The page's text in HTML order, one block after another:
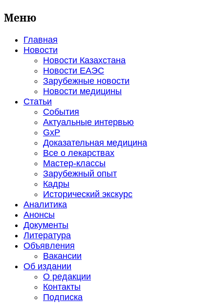
Меню
Главная
Новости
Новости Казахстана
Новости ЕАЭС
Зарубежные новости
Новости медицины
Статьи
События
Актуальные интервью
GxP
Доказательная медицина
Все о лекарствах
Мастер-классы
Зарубежный опыт
Кадры
Исторический экскурс
Аналитика
Анонсы
Документы
Литература
Объявления
Вакансии
Об издании
О редакции
Контакты
Подписка